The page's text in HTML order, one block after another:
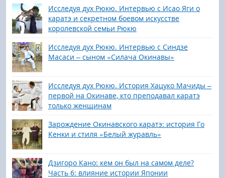
Исследуя дух Рюкю. Интервью с Исао Яги о
каратэ и секретном боевом искусстве
королевской семьи Рюкю
Исследуя дух Рюкю. Интервью с Синдзе
Масаси – сыном «Силача Окинавы»
Исследуя дух Рюкю. История Хацуко Мачиды –
первой на Окинаве, кто преподавал каратэ
только женщинам
Зарождение Окинавского каратэ: история Го
Кенки и стиля «Белый журавль»
Дзигоро Кано: кем он был на самом деле?
Часть 6: влияние истории Японии